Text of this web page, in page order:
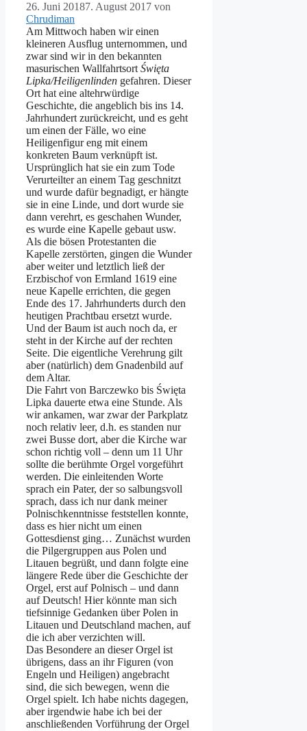
26. Juni 20187. August 2017 von
Chrudiman
Am Mittwoch haben wir einen
kleineren Ausflug unternommen, und
zwar sind wir in den bekannten
masurischen Wallfahrtsort Święta
Lipka/Heiligenlinden gefahren. Dieser
Ort hat eine altehrwürdige
Geschichte, die angeblich bis ins 14.
Jahrhundert zurückreicht, und es geht
um einen der Fälle, wo eine
Heiligenfigur eng mit einem
konkreten Baum verknüpft ist.
Ursprünglich hat sie ein zum Tode
Verurteilter an einem Tag geschnitzt
und wurde dafür begnadigt, er hängte
sie in eine Linde, und dort wurde sie
dann verehrt, es geschahen Wunder,
es wurde eine Kapelle gebaut usw.
Als die bösen Protestanten die
Kapelle zerstörten, gingen die Wunder
aber weiter und letztlich ließ der
Erzbischof von Ermland 1619 eine
neue Kapelle errichten, die gegen
Ende des 17. Jahrhunderts durch den
heutigen Prachtbau ersetzt wurde.
Und der Baum ist auch noch da, er
steht in der Kirche auf der rechten
Seite. Die eigentliche Verehrung gilt
aber (natürlich) dem Gnadenbild auf
dem Altar.
Die Fahrt von Barczewko bis Święta
Lipka dauerte etwa eine Stunde. Als
wir ankamen, war zwar der Parkplatz
noch relativ leer, d.h. es standen nur
zwei Busse dort, aber die Kirche war
schon richtig voll – denn um 11 Uhr
sollte die berühmte Orgel vorgeführt
werden. Die einleitenden Worte
sprach ein Pater, der so salbungsvoll
sprach, dass ich nur dank meiner
Polnischkenntnisse feststellen konnte,
dass es hier nicht um einen
Gottesdienst ging… Zunächst wurden
die Pilgergruppen aus Polen und
Litauen begrüßt, und dann folgte eine
längere Rede über die Geschichte der
Orgel, erst auf Polnisch – und dann
auf Deutsch! Hier könnte man sich
tiefsinnige Gedanken über Polen in
Litauen und Deutschland machen, auf
die ich aber verzichten will.
Das Besondere an dieser Orgel ist
übrigens, dass an ihr Figuren (von
Engeln und Heiligen) angebracht
sind, die sich bewegen, wenn die
Orgel spielt. Ich habe nichts dagegen,
aber irgendwie habe ich bei der
anschließenden Vorführung der Orgel